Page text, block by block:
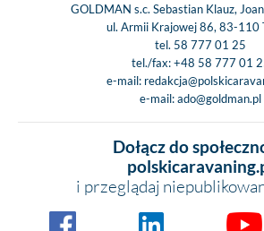
GOLDMAN s.c. Sebastian Klauz,
ul. Armii Krajowej 86, 83-110
tel. 58 777 01 25
tel./fax:+48 58 777 01
e-mail:
e-mail:ado@goldman.pl
Dołącz do
i przeglądaj